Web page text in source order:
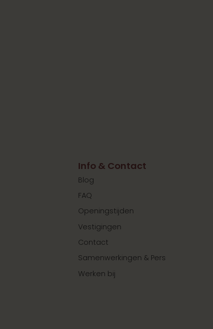
Info & Contact
Blog
FAQ
Openingstijden
Vestigingen
Contact
Samenwerkingen & Pers
Werken bij